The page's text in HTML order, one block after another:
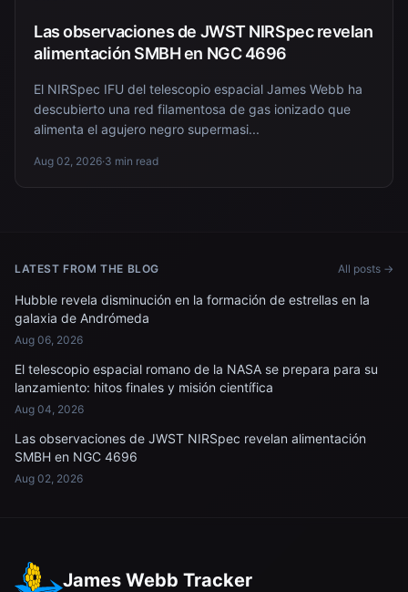
Las observaciones de JWST NIRSpec revelan
alimentación SMBH en NGC 4696
El NIRSpec IFU del telescopio espacial James Webb ha
descubierto una red filamentosa de gas ionizado que
alimenta el agujero negro supermasi...
Aug 02, 2026·3 min read
LATEST FROM THE BLOG All posts →
Hubble revela disminución en la formación de estrellas en la
galaxia de Andrómeda
Aug 06, 2026
El telescopio espacial romano de la NASA se prepara para su
lanzamiento: hitos finales y misión científica
Aug 04, 2026
Las observaciones de JWST NIRSpec revelan alimentación
SMBH en NGC 4696
Aug 02, 2026
James Webb Tracker